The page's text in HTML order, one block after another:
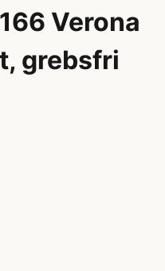
Verona
grebsfri